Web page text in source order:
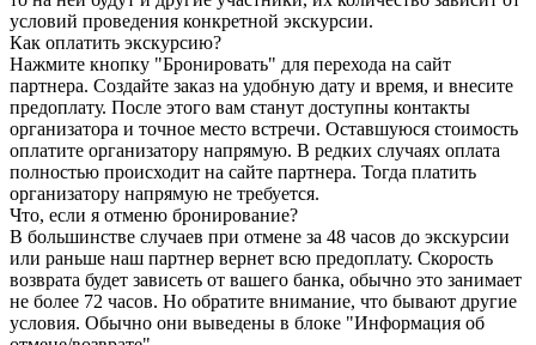
условий проведения конкретной экскурсии.
Как оплатить экскурсию?
Нажмите кнопку "Бронировать" для перехода на сайт
партнера. Создайте заказ на удобную дату и время, и внесите
предоплату. После этого вам станут доступны контакты
организатора и точное место встречи. Оставшуюся стоимость
оплатите организатору напрямую. В редких случаях оплата
полностью происходит на сайте партнера. Тогда платить
организатору напрямую не требуется.
Что, если я отменю бронирование?
В большинстве случаев при отмене за 48 часов до экскурсии
или раньше наш партнер вернет всю предоплату. Скорость
возврата будет зависеть от вашего банка, обычно это занимает
не более 72 часов. Но обратите внимание, что бывают другие
условия. Обычно они выведены в блоке "Информация об